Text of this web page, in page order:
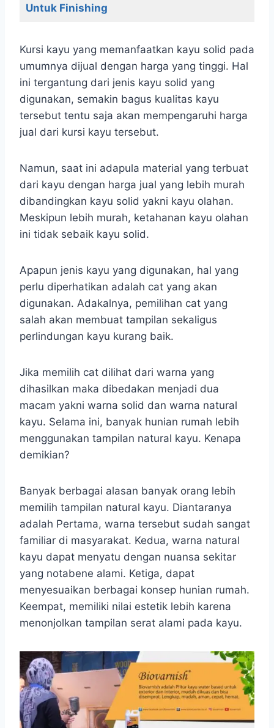
Untuk Finishing
Kursi kayu yang memanfaatkan kayu solid pada
umumnya dijual dengan harga yang tinggi. Hal
ini tergantung dari jenis kayu solid yang
digunakan, semakin bagus kualitas kayu
tersebut tentu saja akan mempengaruhi harga
jual dari kursi kayu tersebut.
Namun, saat ini adapula material yang terbuat
dari kayu dengan harga jual yang lebih murah
dibandingkan kayu solid yakni kayu olahan.
Meskipun lebih murah, ketahanan kayu olahan
ini tidak sebaik kayu solid.
Apapun jenis kayu yang digunakan, hal yang
perlu diperhatikan adalah cat yang akan
digunakan. Adakalnya, pemilihan cat yang
salah akan membuat tampilan sekaligus
perlindungan kayu kurang baik.
Jika memilih cat dilihat dari warna yang
dihasilkan maka dibedakan menjadi dua
macam yakni warna solid dan warna natural
kayu. Selama ini, banyak hunian rumah lebih
menggunakan tampilan natural kayu. Kenapa
demikian?
Banyak berbagai alasan banyak orang lebih
memilih tampilan natural kayu. Diantaranya
adalah Pertama, warna tersebut sudah sangat
familiar di masyarakat. Kedua, warna natural
kayu dapat menyatu dengan nuansa sekitar
yang notabene alami. Ketiga, dapat
menyesuaikan berbagai konsep hunian rumah.
Keempat, memiliki nilai estetik lebih karena
menonjolkan tampilan serat alami pada kayu.